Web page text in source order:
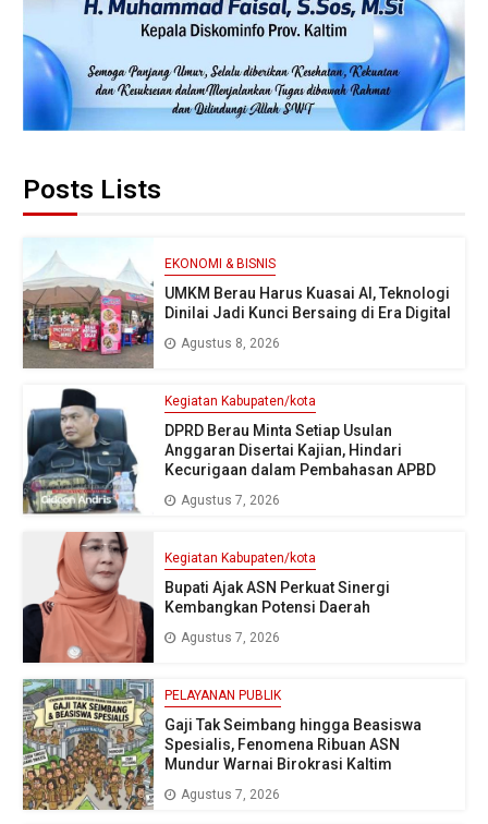
Posts Lists
EKONOMI & BISNIS
UMKM Berau Harus Kuasai AI, Teknologi
Dinilai Jadi Kunci Bersaing di Era Digital
Agustus 8, 2026
Kegiatan Kabupaten/kota
DPRD Berau Minta Setiap Usulan
Anggaran Disertai Kajian, Hindari
Kecurigaan dalam Pembahasan APBD
Agustus 7, 2026
Kegiatan Kabupaten/kota
Bupati Ajak ASN Perkuat Sinergi
Kembangkan Potensi Daerah
Agustus 7, 2026
PELAYANAN PUBLIK
Gaji Tak Seimbang hingga Beasiswa
Spesialis, Fenomena Ribuan ASN
Mundur Warnai Birokrasi Kaltim
Agustus 7, 2026